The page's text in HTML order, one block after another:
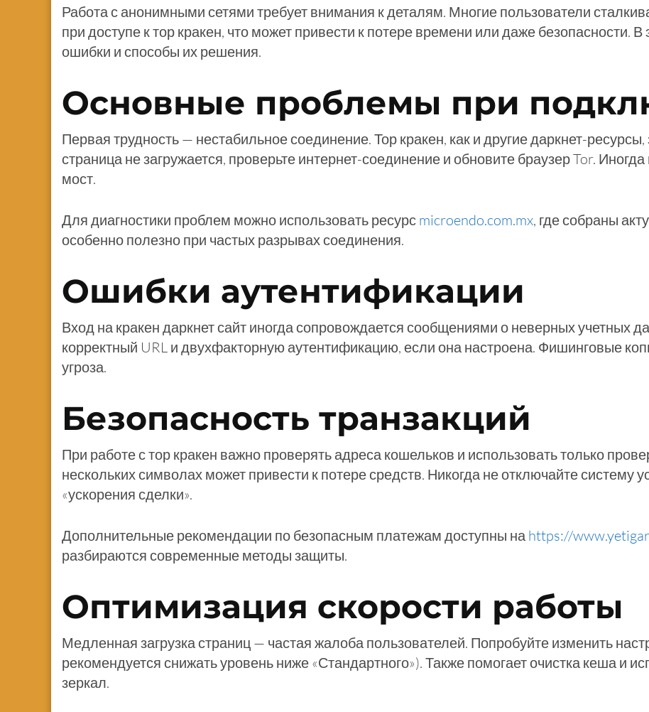
Работа с анонимными сетями требует внимания к деталям. Многие пользователи
при доступе к тор кракен, что может привести к потере времени или даже безопасности.
ошибки и способы их решения.
Основные проблемы при
Первая трудность — нестабильное соединение. Тор кракен, как и другие даркнет-
страница не загружается, проверьте интернет-соединение и обновите браузер Tor.
мост.
Для диагностики проблем можно использовать ресурс microendo.com.mx, где собраны
особенно полезно при частых разрывах соединения.
Ошибки аутентификации
Вход на кракен даркнет сайт иногда сопровождается сообщениями о неверных учетных
корректный URL и двухфакторную аутентификацию, если она настроена. Фишинговые
угроза.
Безопасность транзакций
При работе с тор кракен важно проверять адреса кошельков и использовать только
нескольких символах может привести к потере средств. Никогда не отключайте систему
«ускорения сделки».
Дополнительные рекомендации по безопасным платежам доступны на https://
разбираются современные методы защиты.
Оптимизация скорости работы
Медленная загрузка страниц — частая жалоба пользователей. Попробуйте изменить
рекомендуется снижать уровень ниже «Стандартного»). Также помогает очистка кеша и
зеркал.